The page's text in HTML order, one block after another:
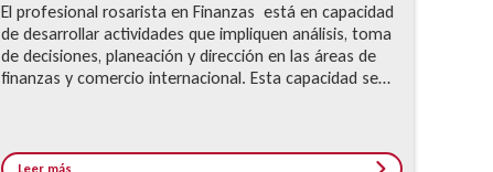
El profesional rosarista en Finanzas está en capacidad
de desarrollar actividades que impliquen análisis, toma
de decisiones, planeación y dirección en las áreas de
finanzas y comercio internacional. Esta capacidad se
continuidad de sus estudios hacia niveles superiores de
Leer más